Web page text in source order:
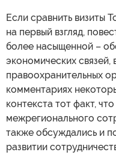
Если сравнить визиты
на первый взгляд,
более насыщенной –
экономических связей,
правоохранительных
комментариях
контекста тот факт,
межрегионального
также обсуждались и
развитии